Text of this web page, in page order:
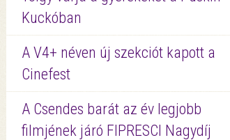
Kuckóban
A V4+ néven új szekciót kapott a
Cinefest
A Csendes barát az év legjobb
filmjének járó FIPRESCI Nagydíj